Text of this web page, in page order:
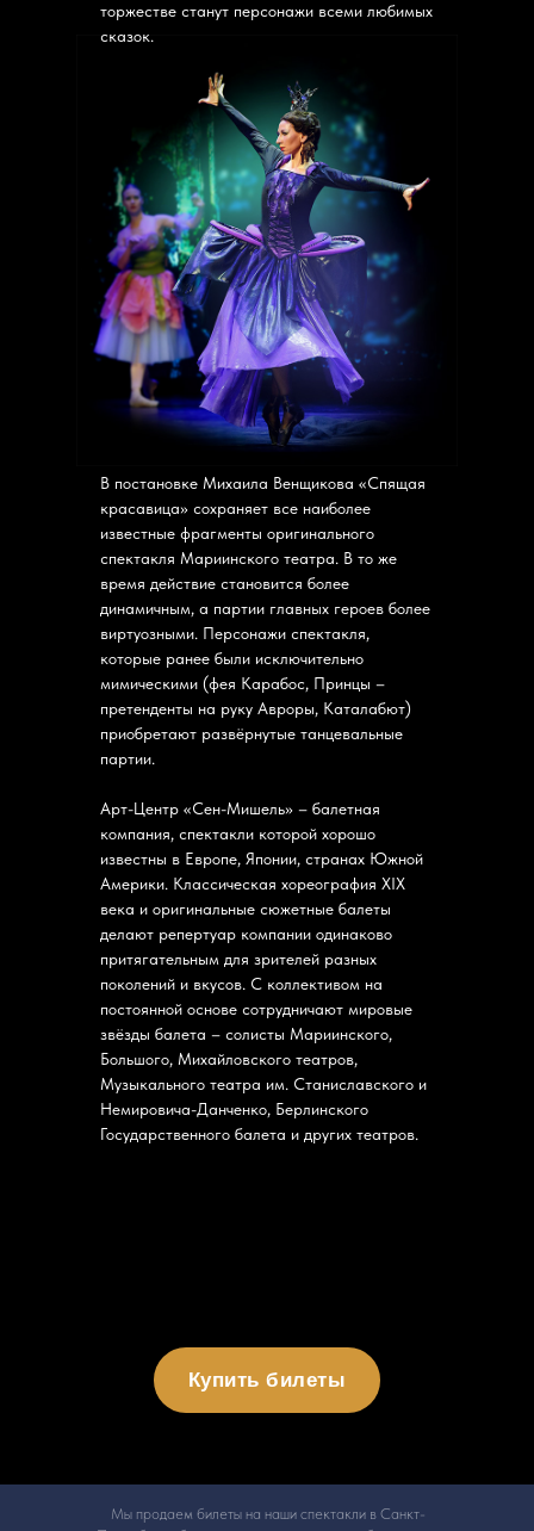
торжестве станут персонажи всеми любимых
сказок.
В постановке Михаила Венщикова «Спящая
красавица» сохраняет все наиболее
известные фрагменты оригинального
спектакля Мариинского театра. В то же
время действие становится более
динамичным, а партии главных героев более
виртуозными. Персонажи спектакля,
которые ранее были исключительно
мимическими (фея Карабос, Принцы –
претенденты на руку Авроры, Каталабют)
приобретают развёрнутые танцевальные
партии.
Арт-Центр «Сен-Мишель» – балетная
компания, спектакли которой хорошо
известны в Европе, Японии, странах Южной
Америки. Классическая хореография XIX
века и оригинальные сюжетные балеты
делают репертуар компании одинаково
притягательным для зрителей разных
поколений и вкусов. С коллективом на
постоянной основе сотрудничают мировые
звёзды балета – солисты Мариинского,
Большого, Михайловского театров,
Музыкального театра им. Станиславского и
Немировича-Данченко, Берлинского
Государственного балета и других театров.
Купить билеты
Мы продаем билеты на наши спектакли в Санкт-